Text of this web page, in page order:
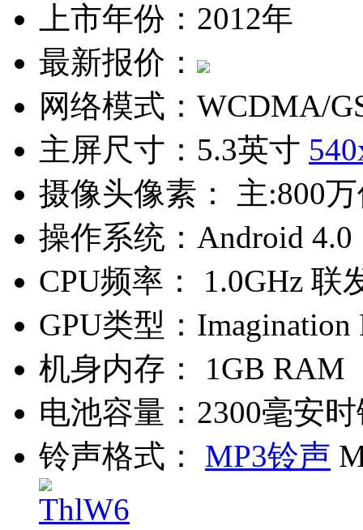
上市年份： 2012年
最新报价：
网络模式： WCDMA/
主屏尺寸： 5.3英寸
摄像头像素：
主:800
操作系统： Android 4.0
CPU频率：
1.0GHz 联
GPU类型： Imagination
机身内存：
1GB RAM
电池容量： 2300毫安
铃声格式：
MP3铃声